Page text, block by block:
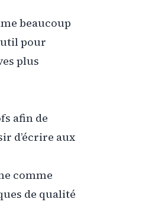
beaucoup
pour
plus
afin de
d’écrire aux
comme
de qualité